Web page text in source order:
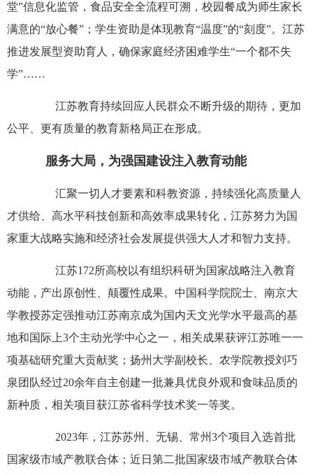
堂”信息化监管，食品安全全流程可溯，校园餐成为师生家长
满意的“放心餐”；学生资助是体现教育“温度”的“刻度”。江苏
推进发展型资助育人，确保家庭经济困难学生“一个都不失
学”……
江苏教育持续回应人民群众不断升级的期待，更加
公平、更有质量的教育新格局正在形成。
服务大局，为强国建设注入教育动能
汇聚一切人才要素和科教资源，持续强化高质量人
才供给、高水平科技创新和高效率成果转化，江苏努力为国
家重大战略实施和经济社会发展提供强大人才和智力支持。
江苏172所高校以有组织科研为国家战略注入教育
动能，产出原创性、颠覆性成果。中国科学院院士、南京大
学教授苏定强推动江苏南京成为国内天文光学水平最高的基
地和国际上3个主动光学中心之一，相关成果获评江苏唯一一
项基础研究重大贡献奖；扬州大学副校长、农学院教授刘巧
泉团队经过20余年自主创建一批兼具优良外观和食味品质的
新种质，相关项目获江苏省科学技术奖一等奖。
2023年，江苏苏州、无锡、常州3个项目入选首批
国家级市域产教联合体；近日第二批国家级市域产教联合体